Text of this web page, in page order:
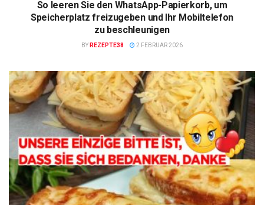
So leeren Sie den WhatsApp-Papierkorb, um
Speicherplatz freizugeben und Ihr Mobiltelefon
zu beschleunigen
BY REZEPTE38 2 FEBRUAR 2026